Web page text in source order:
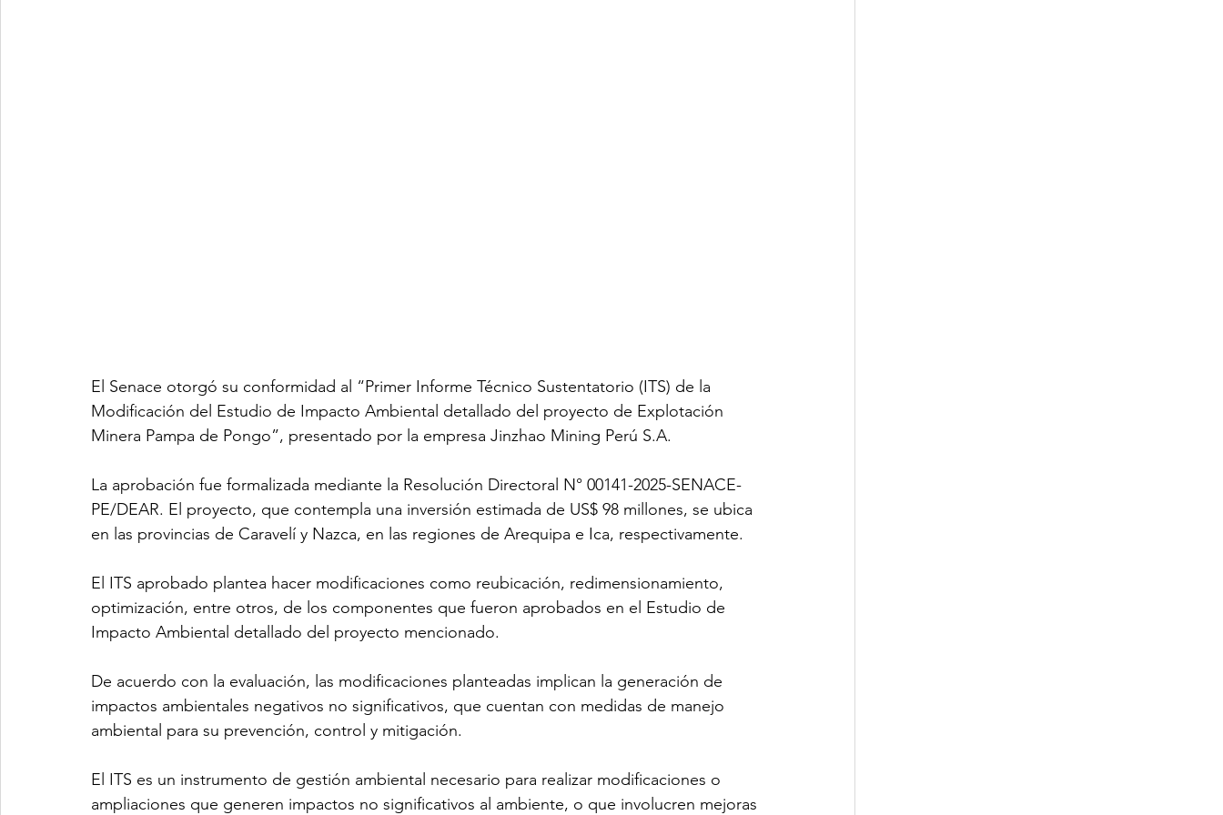
El Senace otorgó su conformidad al “Primer Informe Técnico Sustentatorio (ITS) de la
Modificación del Estudio de Impacto Ambiental detallado del proyecto de Explotación
Minera Pampa de Pongo”, presentado por la empresa Jinzhao Mining Perú S.A.
La aprobación fue formalizada mediante la Resolución Directoral N° 00141-2025-SENACE-
PE/DEAR. El proyecto, que contempla una inversión estimada de US$ 98 millones, se ubica
en las provincias de Caravelí y Nazca, en las regiones de Arequipa e Ica, respectivamente.
El ITS aprobado plantea hacer modificaciones como reubicación, redimensionamiento,
optimización, entre otros, de los componentes que fueron aprobados en el Estudio de
Impacto Ambiental detallado del proyecto mencionado.
De acuerdo con la evaluación, las modificaciones planteadas implican la generación de
impactos ambientales negativos no significativos, que cuentan con medidas de manejo
ambiental para su prevención, control y mitigación.
El ITS es un instrumento de gestión ambiental necesario para realizar modificaciones o
ampliaciones que generen impactos no significativos al ambiente, o que involucren mejoras